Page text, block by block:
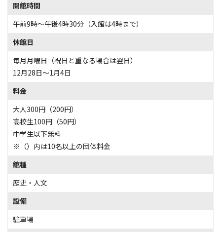
開館時間
午前9時～午後4時30分（入館は4時まで）
休館日
毎月月曜日（祝日と重なる場合は翌日）
12月28日～1月4日
料金
大人300円（200円）
高校生100円（50円）
中学生以下無料
※（）内は10名以上の団体料金
館種
歴史・人文
設備
駐車場